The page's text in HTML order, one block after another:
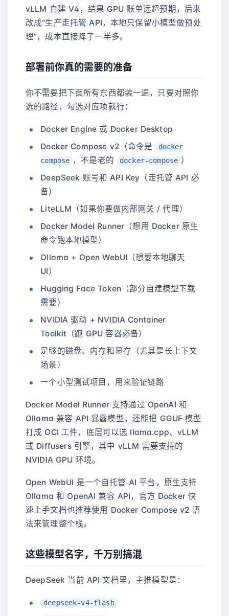
vLLM 自建 V4，结果 GPU 账单远超预期，后来
改成“生产走托管 API，本地只保留小模型做预处
理”，成本直接降了一半多。
部署前你真的需要的准备
你不需要把下面所有东西都装一遍，只要对照你
选的路径，勾选对应项就行：
Docker Engine 或 Docker Desktop
Docker Compose v2（命令是
docker
compose ，不是老的 docker-compose ）
DeepSeek 账号和 API Key（走托管 API 必
备）
LiteLLM（如果你要做内部网关 / 代理）
Docker Model Runner（想用 Docker 原生
命令跑本地模型）
Ollama + Open WebUI（想要本地聊天
UI）
Hugging Face Token（部分自建模型下载
需要）
NVIDIA 驱动 + NVIDIA Container
Toolkit（跑 GPU 容器必备）
足够的磁盘、内存和显存（尤其是长上下文
场景）
一个小型测试项目，用来验证链路
Docker Model Runner 支持通过 OpenAI 和
Ollama 兼容 API 暴露模型，还能把 GGUF 模型
打成 OCI 工件，底层可以选 llama.cpp、vLLM
或 Diffusers 引擎，其中 vLLM 需要支持的
NVIDIA GPU 环境。
Open WebUI 是一个自托管 AI 平台，原生支持
Ollama 和 OpenAI 兼容 API，官方 Docker 快
速上手文档也推荐使用 Docker Compose v2 语
法来管理整个栈。
这些模型名字，千万别搞混
DeepSeek 当前 API 文档里，主推模型是：
deepseek-v4-flash